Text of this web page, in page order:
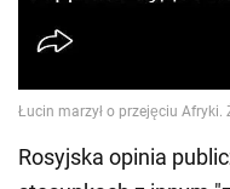
Rosyjska opinia